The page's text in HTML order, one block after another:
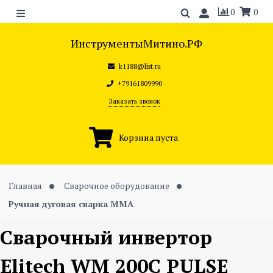
0 0
ИнструментыМитино.РФ
k1188@list.ru
+79161809990
Заказать звонок
Корзина пуста
Главная
Сварочное оборудование
Ручная дуговая сварка ММА
Сварочный инвертор
Elitech WM 200C PULSE